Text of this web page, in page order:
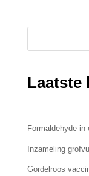
Laatste
Formaldehyde in
Inzameling
Gordelroos